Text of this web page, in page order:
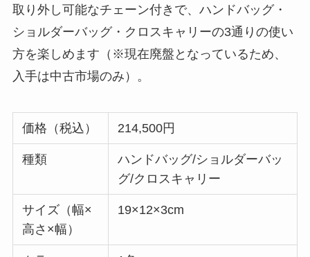
取り外し可能なチェーン付きで、ハンドバッグ・
ショルダーバッグ・クロスキャリーの3通りの使い
方を楽しめます（※現在廃盤となっているため、
入手は中古市場のみ）。
価格（税込） 214,500円
種類
ハンドバッグ/ショルダーバッ
グ/クロスキャリー
サイズ（幅×
高さ×幅）
19×12×3cm